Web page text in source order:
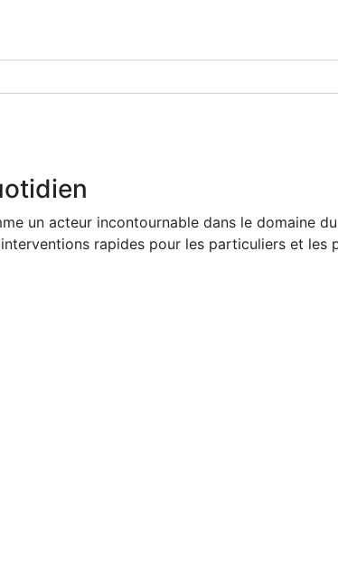
un acteur incontournable dans le domaine
rapides pour les particuliers et